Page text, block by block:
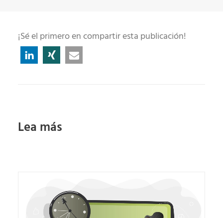
¡Sé el primero en compartir esta publicación!
Lea más